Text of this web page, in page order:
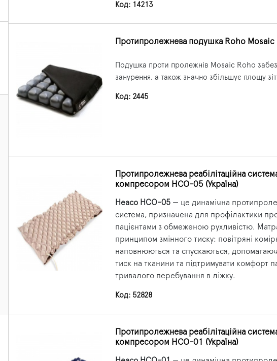
Код: 14213
Протипролежнева подушка Roho Mosaic
Подушка проти пролежнів Mosaic Roho
занурення, а також значно збільшує площу
Код: 2445
Протипролежнева реабілітаційна
компресором HCO-05 (Україна)
Heaco HCO-05 — це динамічна
система, призначена для профілактики
пацієнтами з обмеженою рухливістю.
принципом змінного тиску: повітряні
наповнюються та спускаються,
тиск на тканини та підтримувати комфорт
тривалого перебування в ліжку.
Код: 52828
Протипролежнева реабілітаційна
компресором HCO-01 (Україна)